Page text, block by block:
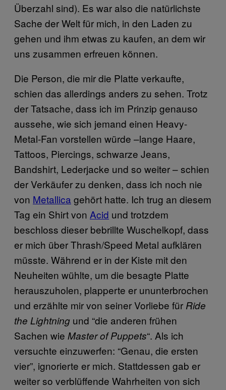
Überzahl sind). Es war also die natürlichste
Sache der Welt für mich, in den Laden zu
gehen und ihm etwas zu kaufen, an dem wir
uns zusammen erfreuen können.
Die Person, die mir die Platte verkaufte,
schien das allerdings anders zu sehen. Trotz
der Tatsache, dass ich im Prinzip genauso
aussehe, wie sich jemand einen Heavy-
Metal-Fan vorstellen würde –lange Haare,
Tattoos, Piercings, schwarze Jeans,
Bandshirt, Lederjacke und so weiter – schien
der Verkäufer zu denken, dass ich noch nie
von Metallica gehört hatte. Ich trug an diesem
Tag ein Shirt von Acid und trotzdem
beschloss dieser bebrillte Wuschelkopf, dass
er mich über Thrash/Speed Metal aufklären
müsste. Während er in der Kiste mit den
Neuheiten wühlte, um die besagte Platte
herauszuholen, plapperte er ununterbrochen
und erzählte mir von seiner Vorliebe für Ride
the Lightning und “die anderen frühen
Sachen wie Master of Puppets“. Als ich
versuchte einzuwerfen: “Genau, die ersten
vier”, ignorierte er mich. Stattdessen gab er
weiter so verblüffende Wahrheiten von sich